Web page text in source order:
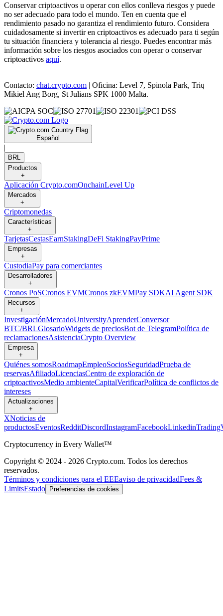
Conservar criptoactivos u operar con ellos conlleva riesgos y puede
no ser adecuado para todo el mundo. Ten en cuenta que el
rendimiento pasado no garantiza el rendimiento futuro. Considera
cuidadosamente si invertir en criptoactivos es adecuado para ti según
tu situación financiera y tolerancia al riesgo. Puedes encontrar más
información sobre los riesgos asociados con operar o conservar
criptoactivos aquí.
Contacto: chat.crypto.com | Oficina: Level 7, Spinola Park, Triq
Mikiel Ang Borg, St Julians SPK 1000 Malta.
Español
|
BRL
Productos
+
Aplicación Crypto.comOnchainLevel Up
Mercados
+
Criptomonedas
Características
+
TarjetasCestasEarnStakingDeFi StakingPayPrime
Empresas
+
CustodiaPay para comerciantes
Desarrolladores
+
Cronos PoSCronos EVMCronos zkEVMPay SDKAI Agent SDK
Recursos
+
InvestigaciónMercadoUniversityAprenderConversor
BTC/BRLGlosarioWidgets de preciosBot de TelegramPolítica de
reclamacionesAsistenciaCrypto Overview
Empresa
+
Quiénes somosRoadmapEmpleoSociosSeguridadPrueba de
reservasAfiliadoLicenciasCentro de exploración de
criptoactivosMedio ambienteCapitalVerificarPolítica de conflictos de
intereses
Actualizaciones
+
XNoticias de
productosEventosRedditDiscordInstagramFacebookLinkedin
Cryptocurrency in Every Wallet™
Copyright © 2024 - 2026 Crypto.com. Todos los derechos
reservados.
Términos y condiciones para el EEEaviso de privacidadFees &
LimitsEstado Preferencias de cookies